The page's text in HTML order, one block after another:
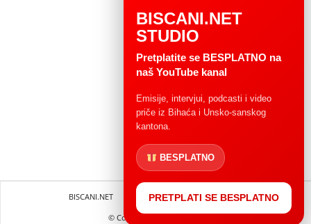
BISCANI.NET Impressum
Uvjeti korištenja
© Copryright 2004 - 2025.
BISCANI.NET
STUDIO
Pretplatite se BESPLATNO na
naš YouTube kanal
Emisije, intervjui, podcasti i video
priče iz Bihaća i Unsko-sanskog
kantona.
BESPLATNO
PRETPLATI SE BESPLATNO